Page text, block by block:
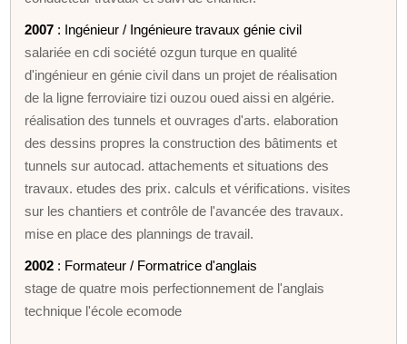
2007 : Ingénieur / Ingénieure travaux génie civil
salariée en cdi société ozgun turque en qualité
d'ingénieur en génie civil dans un projet de réalisation
de la ligne ferroviaire tizi ouzou oued aissi en algérie.
réalisation des tunnels et ouvrages d'arts. elaboration
des dessins propres la construction des bâtiments et
tunnels sur autocad. attachements et situations des
travaux. etudes des prix. calculs et vérifications. visites
sur les chantiers et contrôle de l'avancée des travaux.
mise en place des plannings de travail.
2002 : Formateur / Formatrice d'anglais
stage de quatre mois perfectionnement de l'anglais
technique l'école ecomode